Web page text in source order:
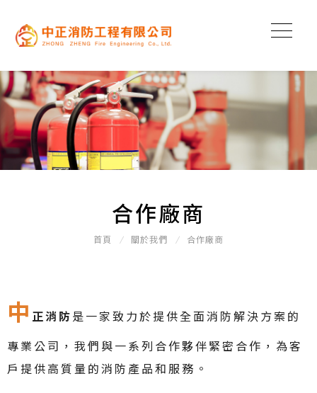
合作廠商
首頁 關於我們 合作廠商
中 正消防 是一家致力於提供全面消防解決方案的
專業公司，我們與一系列合作夥伴緊密合作，為客
戶提供高質量的消防產品和服務。